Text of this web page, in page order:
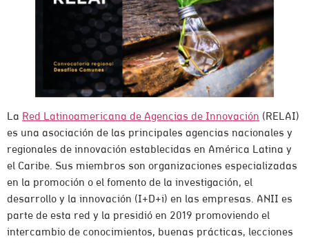
La Red Latinoamericana de Agencias de Innovación (RELAI)
es una asociación de las principales agencias nacionales y
regionales de innovación establecidas en América Latina y
el Caribe. Sus miembros son organizaciones especializadas
en la promoción o el fomento de la investigación, el
desarrollo y la innovación (I+D+i) en las empresas. ANII es
parte de esta red y la presidió en 2019 promoviendo el
intercambio de conocimientos, buenas prácticas, lecciones